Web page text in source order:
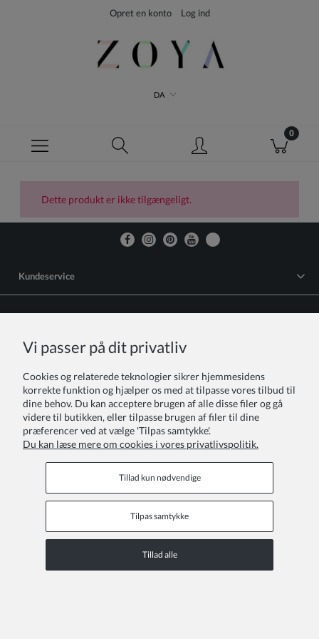
Opret en konto Log ind
DA
Dette produkt er ikke tilgængeligt.
Kundeservice
Se den fulde version af webstedet
Vi passer på dit privatliv
Cookies og relaterede teknologier sikrer hjemmesidens
korrekte funktion og hjælper os med at tilpasse vores tilbud til
dine behov. Du kan acceptere brugen af alle disse filer og gå
videre til butikken, eller tilpasse brugen af filer til dine
præferencer ved at vælge 'Tilpas samtykke'.
Du kan læse mere om cookies i vores privatlivspolitik.
Tillad kun nødvendige
Tilpas samtykke
Tillad alle